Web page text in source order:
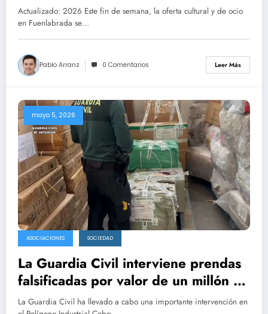
para combatir el calor
Actualizado: 2026 Este fin de semana, la oferta cultural y de ocio
en Fuenlabrada se…
Pablo Arranz 0 Comentarios Leer Más
mayo 5, 2026
ASOCIACIONES SOCIEDAD
La Guardia Civil interviene prendas
falsificadas por valor de un millón de
euros en Cobo Calleja.
La Guardia Civil ha llevado a cabo una importante intervención en